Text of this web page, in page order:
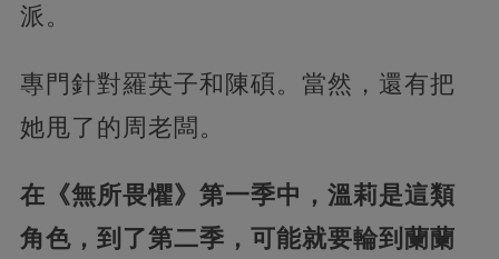
派。
專門針對羅英子和陳碩。當然，還有把
她甩了的周老闆。
在《無所畏懼》第一季中，溫莉是這類
角色，到了第二季，可能就要輪到蘭蘭